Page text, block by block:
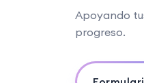
Apoyando
progreso.